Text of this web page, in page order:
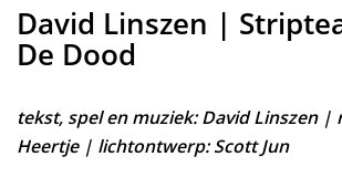
David Linszen |
De Dood
tekst, spel en muziek: David Linszen |
Heertje | lichtontwerp: Scott Jun